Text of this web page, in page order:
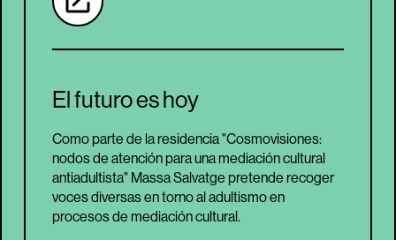
El futuro es hoy
Como parte de la residencia "Cosmovisiones:
nodos de atención para una mediación cultural
antiadultista" Massa Salvatge pretende recoger
voces diversas en torno al adultismo en
procesos de mediación cultural.